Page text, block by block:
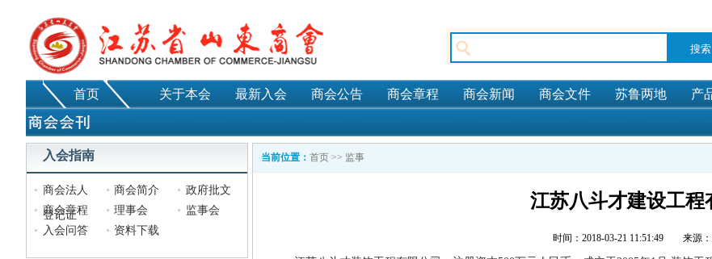
首页 关于本会 最新入会 商会公告 商会章程 商会新闻 商会文件 苏鲁两地 产
入会指南
商会法人
登记证
商会简介
政府批文
商会章程
理事会
监事会
入会问答
资料下载
当前位置： 首页 >> 监事
江苏八斗才建设工程
时间：2018-03-21 11:51:49 来